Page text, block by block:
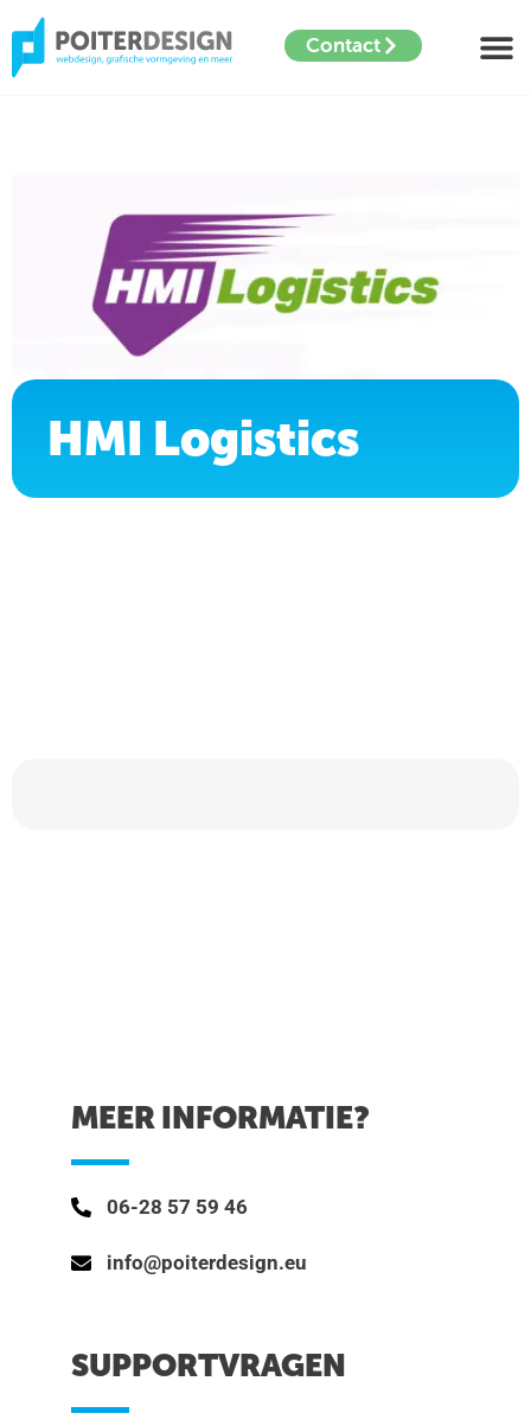
Contact
HMI Logistics
MEER INFORMATIE?
06-28 57 59 46
info@poiterdesign.eu
SUPPORTVRAGEN